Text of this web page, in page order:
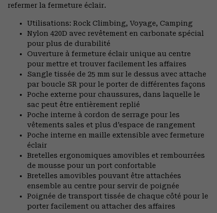
refermer la fermeture éclair.
Utilisations: Rock Climbing, Voyage, Camping
Nylon 420D avec revêtement en carbonate spécial
pour plus de durabilité
Ouverture à fermeture éclair unique au centre
pour mettre et trouver facilement les affaires
Sangle tissée de 25 mm sur le dessus avec attache
par boucle SR pour le porter de différentes façons
Poche externe pour chaussures, dans laquelle le
sac peut être entièrement replié
Poche interne à cordon de serrage pour les
vêtements sales et plus d’espace de rangement
Poche interne en maille extensible avec fermeture
éclair
Bretelles ergonomiques amovibles et rembourrées
de mousse pour un port confortable
Bretelles amovibles pouvant être attachées
ensemble au centre pour servir de poignée
Poignée de transport tissée de chaque côté pour le
porter facilement ou attacher des affaires